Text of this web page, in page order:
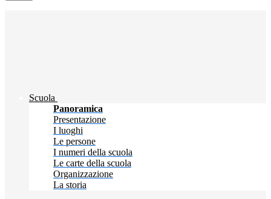
Scuola
Panoramica
Presentazione
I luoghi
Le persone
I numeri della scuola
Le carte della scuola
Organizzazione
La storia